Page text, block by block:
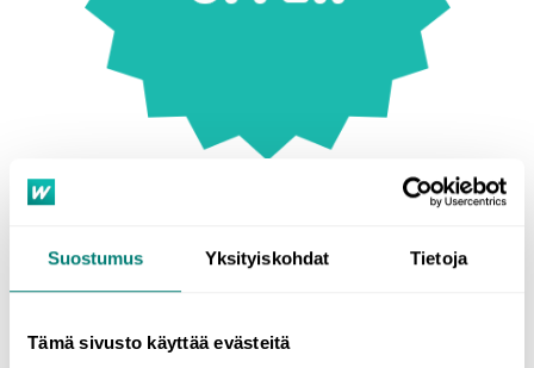
Suostumus Yksityiskohdat Tietoja
Tämä sivusto käyttää evästeitä
40% off 12-month language courses
Choose the language you want from a selection of 10
will learn real-life vocabulary.